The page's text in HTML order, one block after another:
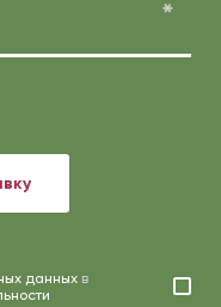
данных в